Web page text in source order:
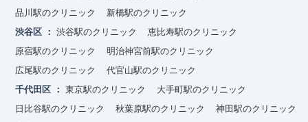
品川駅のクリニック
新橋駅のクリニック
渋谷区
渋谷駅のクリニック
恵比寿駅のクリニック
原宿駅のクリニック
明治神宮前駅のクリニック
広尾駅のクリニック
代官山駅のクリニック
千代田区
東京駅のクリニック
大手町駅のクリニック
日比谷駅のクリニック
秋葉原駅のクリニック
神田駅のクリニック